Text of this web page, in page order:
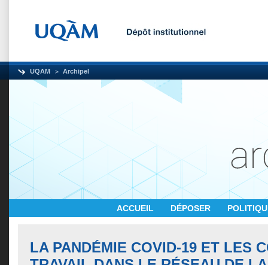
UQAM Archipel
ACCUEIL DÉPOSER
LA PANDÉMIE COVID-19 ET LES